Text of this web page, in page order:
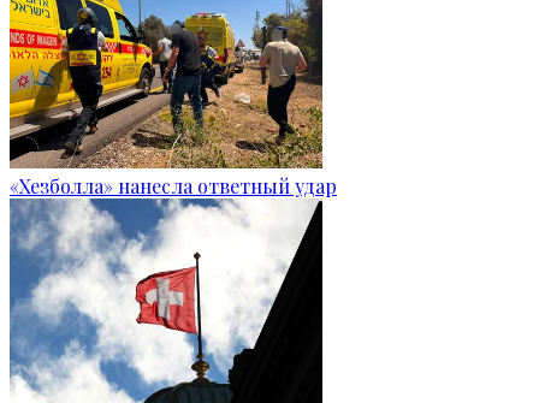
«Хезболла» нанесла ответный удар